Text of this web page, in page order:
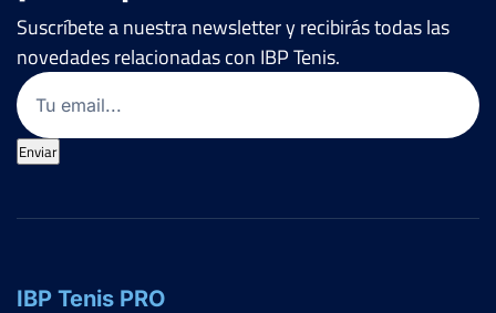
Suscríbete a nuestra newsletter y recibirás todas las
novedades relacionadas con IBP Tenis.
Email
Enviar
IBP Tenis PRO